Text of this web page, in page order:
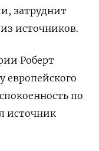
затруднит
источников.
Роберт
европейского
по
источник